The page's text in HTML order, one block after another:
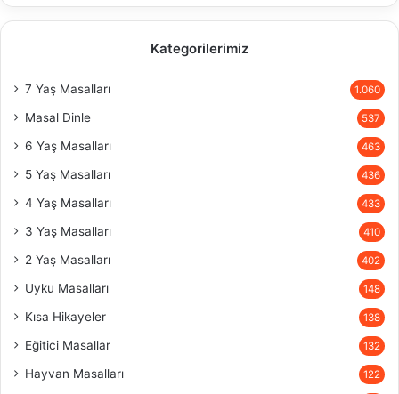
Kategorilerimiz
7 Yaş Masalları 1.060
Masal Dinle 537
6 Yaş Masalları 463
5 Yaş Masalları 436
4 Yaş Masalları 433
3 Yaş Masalları 410
2 Yaş Masalları 402
Uyku Masalları 148
Kısa Hikayeler 138
Eğitici Masallar 132
Hayvan Masalları 122